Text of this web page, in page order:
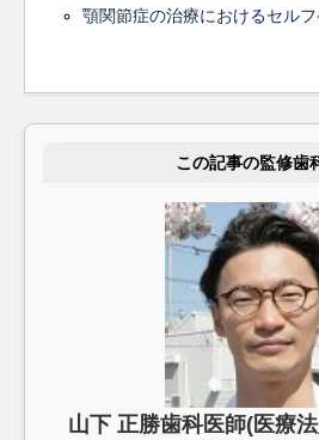
顎関節症の治療におけるセル
この記事の監修歯
山下 正勝歯科医師(医療